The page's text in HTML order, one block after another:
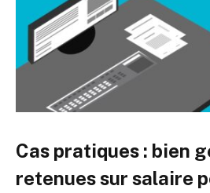
Cas pratiques : bien
retenues sur salaire